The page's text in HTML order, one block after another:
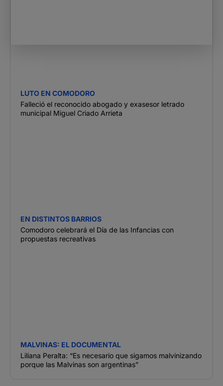
LUTO EN COMODORO
Falleció el reconocido abogado y exasesor letrado
municipal Miguel Criado Arrieta
EN DISTINTOS BARRIOS
Comodoro celebrará el Día de las Infancias con
propuestas recreativas
MALVINAS: EL DOCUMENTAL
Liliana Peralta: “Es necesario que sigamos malvinizando
porque las Malvinas son argentinas”